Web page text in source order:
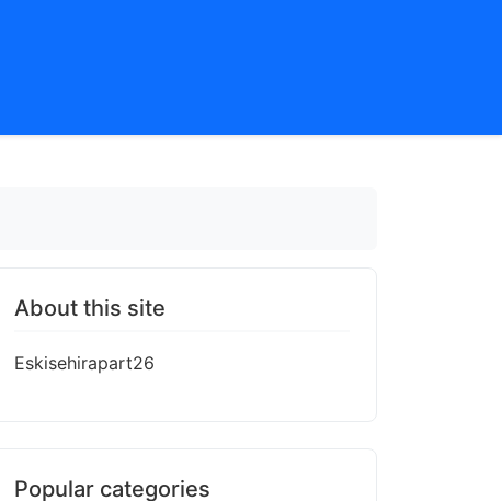
About this site
Eskisehirapart26
Popular categories